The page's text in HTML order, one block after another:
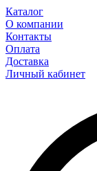
Каталог
О компании
Контакты
Оплата
Доставка
Личный кабинет